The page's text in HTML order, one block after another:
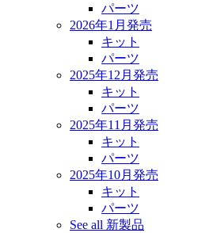
パーツ
2026年1月発売
キット
パーツ
2025年12月発売
キット
パーツ
2025年11月発売
キット
パーツ
2025年10月発売
キット
パーツ
See all 新製品